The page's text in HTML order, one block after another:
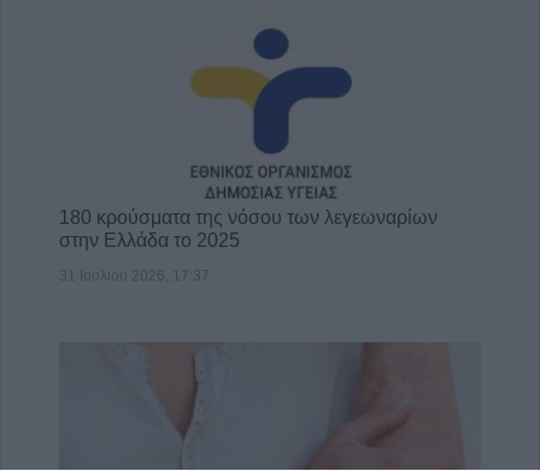
180 κρούσματα της νόσου των λεγεωναρίων
στην Ελλάδα το 2025
31 Ιουλίου 2026, 17:37